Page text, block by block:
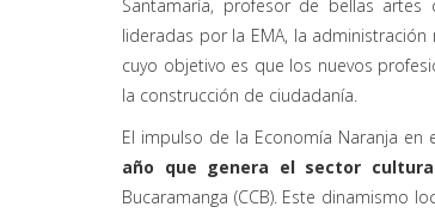
Santamaría, profesor de bellas artes
lideradas por la EMA, la
cuyo objetivo es que los nuevos
la construcción de ciudadanía.
El impulso de la Economía Naranja
año que genera el sector
Bucaramanga (CCB). Este dinamismo